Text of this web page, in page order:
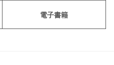
電子書籍